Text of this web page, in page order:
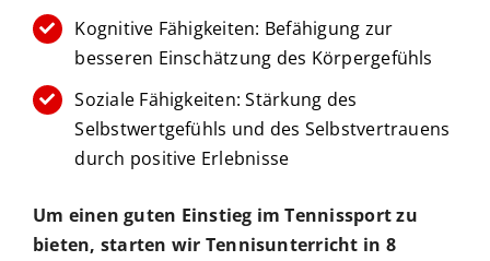
Kognitive Fähigkeiten: Befähigung zur
besseren Einschätzung des Körpergefühls
Soziale Fähigkeiten: Stärkung des
Selbstwertgefühls und des Selbstvertrauens
durch positive Erlebnisse
Um einen guten Einstieg im Tennissport zu
bieten, starten wir Tennisunterricht in 8